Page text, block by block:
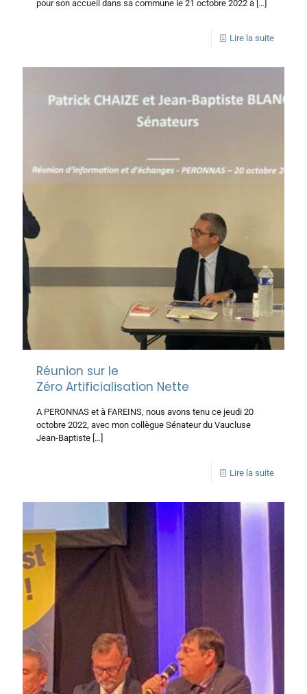
pour son accueil dans sa commune le 21 octobre 2022 à […]
Lire la suite
Réunion sur le
Zéro Artificialisation Nette
A PERONNAS et à FAREINS, nous avons tenu ce jeudi 20
octobre 2022, avec mon collègue Sénateur du Vaucluse
Jean-Baptiste […]
Lire la suite